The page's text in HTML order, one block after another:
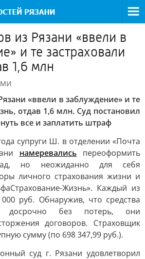
из Рязани «ввели в
и те застраховали
1,6 млн
«ввели в заблуждение» и те
отдав 1,6 млн. Суд постановил
все и заплатить штраф
супруги Ш. в отделении «Почта
намеревались переоформить
но неожиданно для себя
личного страхования жизни и
Жизнь». Каждый из
руб. Обнаружив, что средства
досрочно без потерь, они
договоров. Страховщик
сумму (по 698 347,99 руб.).
суд г. Рязани удовлетворил